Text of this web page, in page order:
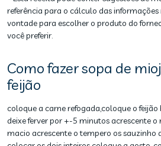
referência para o cálculo das informações
vontade para escolher o produto do
você preferir.
Como fazer sopa de
feijão
coloque a carne refogada,coloque o
deixe ferver por +-5 minutos acrescente
macio acrescente o tempero os sauzinho